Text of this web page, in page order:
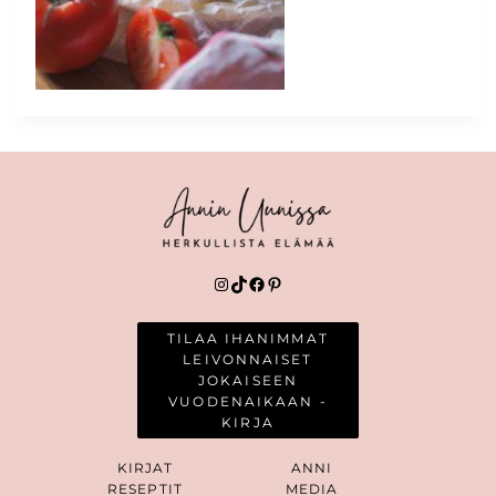
Instagram
TikTok
Facebook
Pinterest
TILAA IHANIMMAT
LEIVONNAISET
JOKAISEEN
VUODENAIKAAN -
KIRJA
KIRJAT
RESEPTIT
ANNI
MEDIA